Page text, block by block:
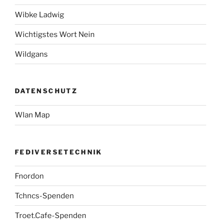
Wibke Ladwig
Wichtigstes Wort Nein
Wildgans
DATENSCHUTZ
Wlan Map
FEDIVERSETECHNIK
Fnordon
Tchncs-Spenden
Troet.Cafe-Spenden